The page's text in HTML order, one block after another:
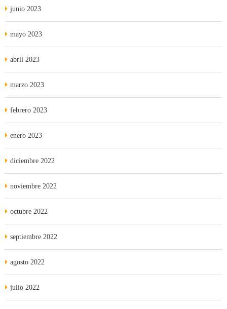
junio 2023
mayo 2023
abril 2023
marzo 2023
febrero 2023
enero 2023
diciembre 2022
noviembre 2022
octubre 2022
septiembre 2022
agosto 2022
julio 2022